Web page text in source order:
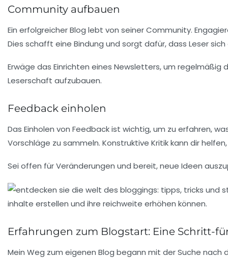
Community aufbauen
Ein erfolgreicher Blog lebt von seinerCommunity.
Dies schafft eine Bindung und sorgt dafür, dass Leser
Erwäge das Einrichten eines Newsletters, um
Leserschaft aufzubauen.
Feedback einholen
Das Einholen von Feedbackist wichtig, um zu erfahren,
Vorschläge zu sammeln. Konstruktive Kritik kann dir
Sei offen für Veränderungen und bereit, neue Ideen
Erfahrungen zum Blogstart: Eine Schritt-
Mein Weg zum eigenen Blog begann mit der Suche nach